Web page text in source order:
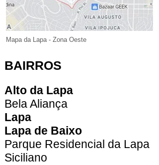
Mapa da Lapa - Zona Oeste
BAIRROS​
Alto da Lapa
Bela Aliança
Lapa
Lapa de Baixo
Parque Residencial da Lapa
Siciliano